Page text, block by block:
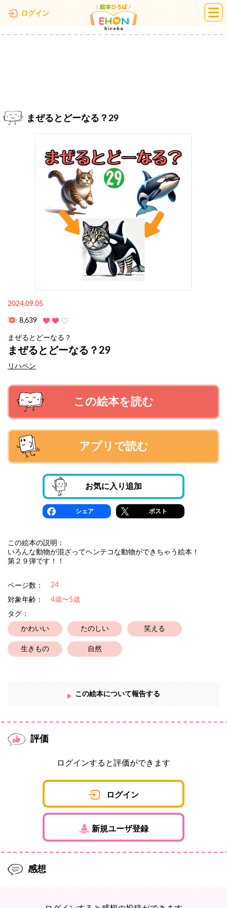
ログイン 絵本ひろば
まぜるとどーなる？29
2024.09.05
8,639
まぜるとどーなる？
まぜるとどーなる？29
リハペン
この絵本を読む
アプリで読む
お気に入り追加
シェア ポスト
この絵本の説明：
いろんな動物が混ざってヘンテコな動物ができちゃう絵本！
第２９弾です！！
ページ数： 24
対象年齢：
4歳〜5歳
タグ：
かわいい たのしい 笑える
生きもの 自然
この絵本について報告する
評価
ログインすると評価ができます
ログイン
新規ユーザ登録
感想